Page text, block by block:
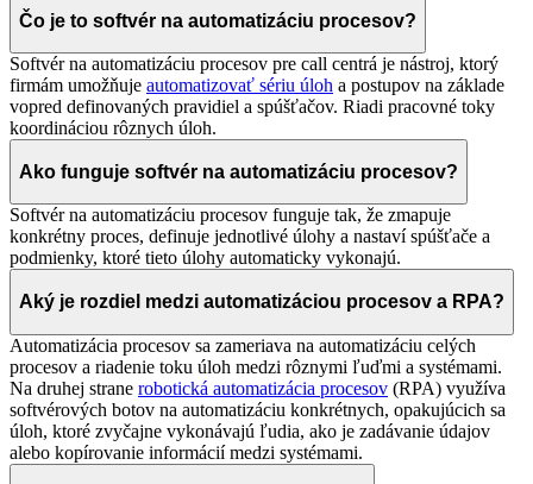
Čo je to softvér na automatizáciu procesov?
Softvér na automatizáciu procesov pre call centrá je nástroj, ktorý
firmám umožňuje automatizovať sériu úloh a postupov na základe
vopred definovaných pravidiel a spúšťačov. Riadi pracovné toky
koordináciou rôznych úloh.
Ako funguje softvér na automatizáciu procesov?
Softvér na automatizáciu procesov funguje tak, že zmapuje
konkrétny proces, definuje jednotlivé úlohy a nastaví spúšťače a
podmienky, ktoré tieto úlohy automaticky vykonajú.
Aký je rozdiel medzi automatizáciou procesov a RPA?
Automatizácia procesov sa zameriava na automatizáciu celých
procesov a riadenie toku úloh medzi rôznymi ľuďmi a systémami.
Na druhej strane robotická automatizácia procesov (RPA) využíva
softvérových botov na automatizáciu konkrétnych, opakujúcich sa
úloh, ktoré zvyčajne vykonávajú ľudia, ako je zadávanie údajov
alebo kopírovanie informácií medzi systémami.